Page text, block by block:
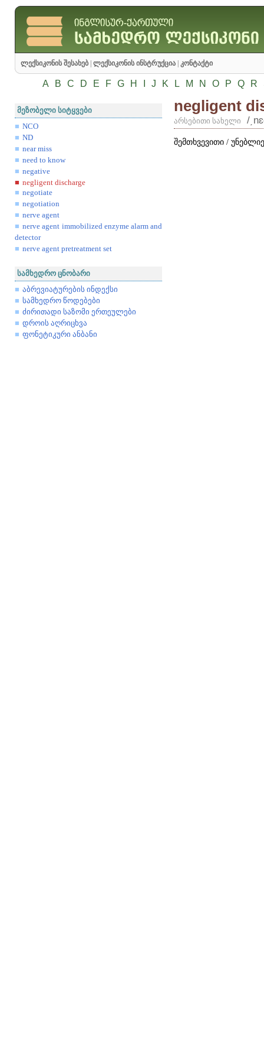
ლექსიკონის შესახებ ლექსიკონის ინსტრუქცია კონტაქტი
A B C D E F G H J K L M N O P Q R
მეზობელი სიტყვები
NCO
ND
near miss
need to know
negative
negligent discharge
negotiate
negotiation
nerve agent
nerve agent immobilized enzyme alarm and
detector
nerve agent pretreatment set
სამხედრო ცნობარი
აბრევიატურების ინდექსი
სამხედრო წოდებები
ძირითადი საზომი ერთეულები
დროის აღრიცხვა
ფონეტიკური ანბანი
negligent
არსებითი სახელი /
შემთხვევითი /